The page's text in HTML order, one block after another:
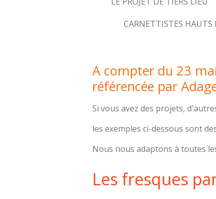
CARNETTISTES HAUTS
A compter du 23
référencée par
Si vous avez des projets,
les exemples ci-dessous sont
Nous nous adaptons à toutes
Les fresques